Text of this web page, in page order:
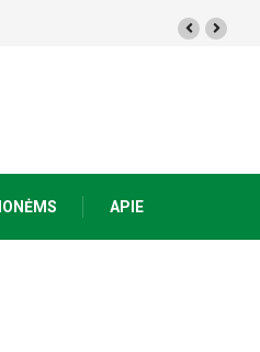
APIE